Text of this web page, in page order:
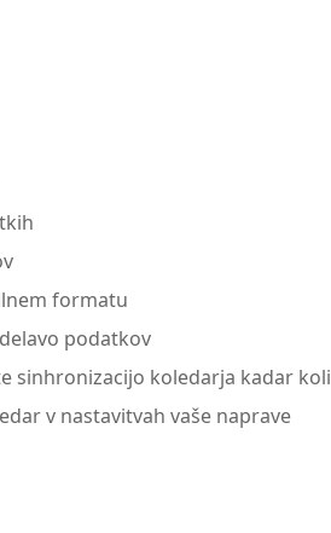
formatu
podatkov
sinhronizacijo koledarja kadar koli
v nastavitvah vaše naprave